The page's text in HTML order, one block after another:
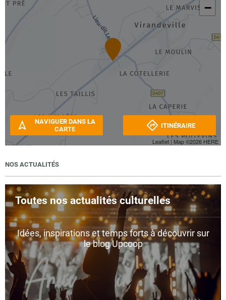
−
Leaflet | Map ©2026 HERE
NAVIGUER DANS LA
CARTE
ITINÉRAIRE
NOS ACTUALITÉS
Toutes nos actualités culturelles
Idées, inspirations et temps forts à découvrir sur
le blog Upcoop